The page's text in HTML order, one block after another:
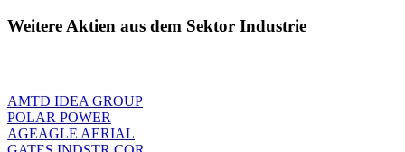
Weitere Aktien aus dem Sektor Industrie
AMTD IDEA GROUP
POLAR POWER
AGEAGLE AERIAL